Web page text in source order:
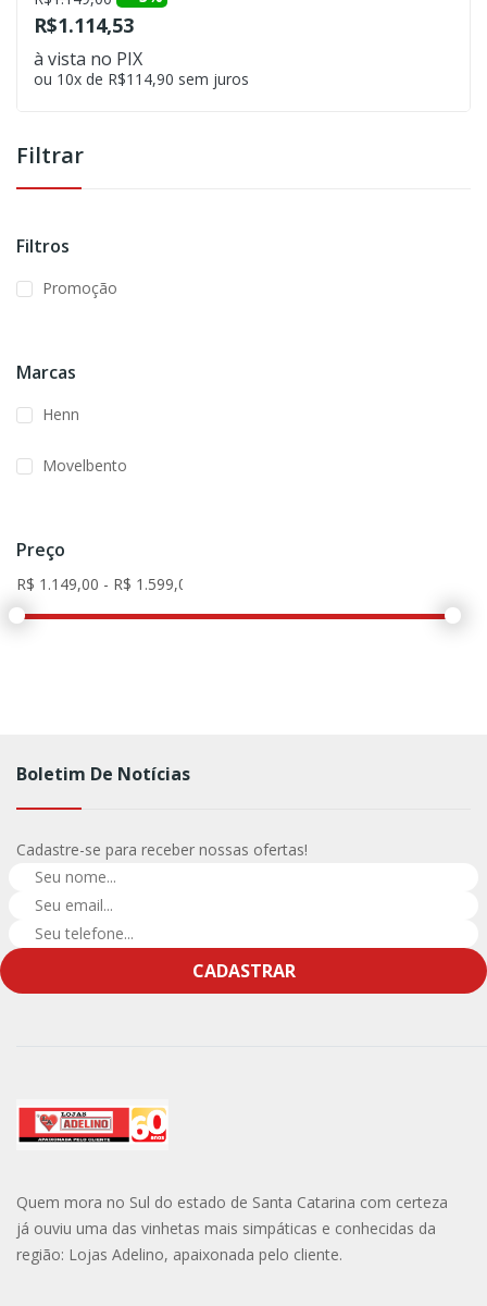
R$1.114,53
à vista no PIX
ou 10x de R$114,90 sem juros
Filtrar
Filtros
Promoção
Marcas
Henn
Movelbento
Preço
Boletim De Notícias
Cadastre-se para receber nossas ofertas!
CADASTRAR
Quem mora no Sul do estado de Santa Catarina com certeza
já ouviu uma das vinhetas mais simpáticas e conhecidas da
região: Lojas Adelino, apaixonada pelo cliente.